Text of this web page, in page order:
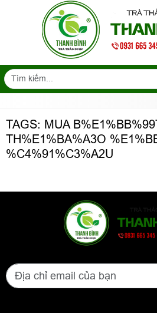
TAGS: MUA
TH%E1%BA%A3O
%C4%91%C3%A2U